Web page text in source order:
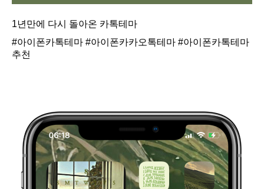
1년만에 다시 돌아온 카톡테마
#아이폰카톡테마 #아이폰카카오톡테마 #아이폰카톡테마
추천